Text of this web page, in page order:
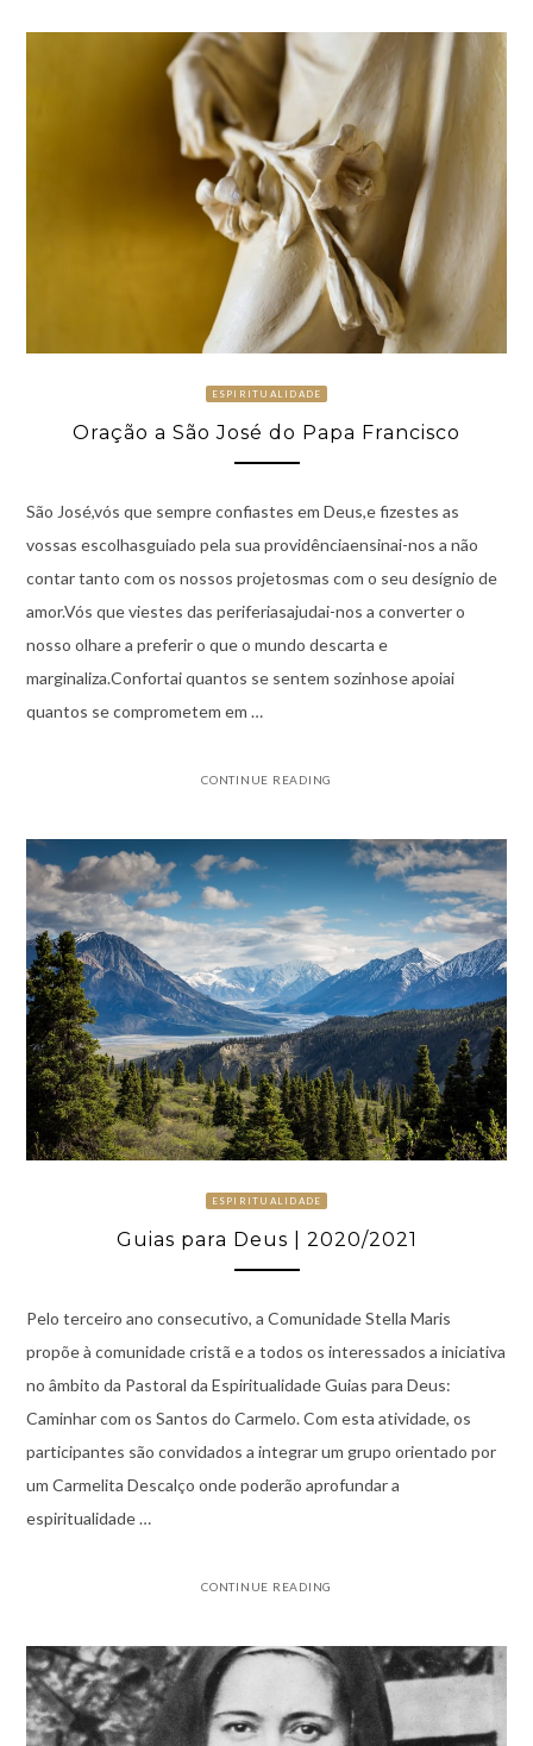
ESPIRITUALIDADE
Oração a São José do Papa Francisco
São José,vós que sempre confiastes em Deus,e fizestes as
vossas escolhasguiado pela sua providênciaensinai-nos a não
contar tanto com os nossos projetosmas com o seu desígnio de
amor.Vós que viestes das periferiasajudai-nos a converter o
nosso olhare a preferir o que o mundo descarta e
marginaliza.Confortai quantos se sentem sozinhose apoiai
quantos se comprometem em …
CONTINUE READING
ESPIRITUALIDADE
Guias para Deus | 2020/2021
Pelo terceiro ano consecutivo, a Comunidade Stella Maris
propõe à comunidade cristã e a todos os interessados a iniciativa
no âmbito da Pastoral da Espiritualidade Guias para Deus:
Caminhar com os Santos do Carmelo. Com esta atividade, os
participantes são convidados a integrar um grupo orientado por
um Carmelita Descalço onde poderão aprofundar a
espiritualidade …
CONTINUE READING